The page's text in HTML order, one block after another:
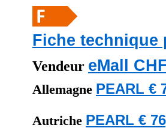
Fiche technique
Vendeur eMall
Allemagne PEARL €
Autriche PEARL €